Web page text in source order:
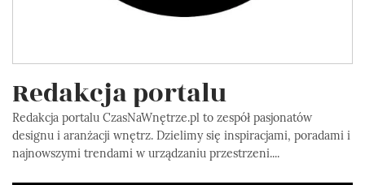
Redakcja portalu
Redakcja portalu CzasNaWnętrze.pl to zespół pasjonatów
designu i aranżacji wnętrz. Dzielimy się inspiracjami, poradami i
najnowszymi trendami w urządzaniu przestrzeni....